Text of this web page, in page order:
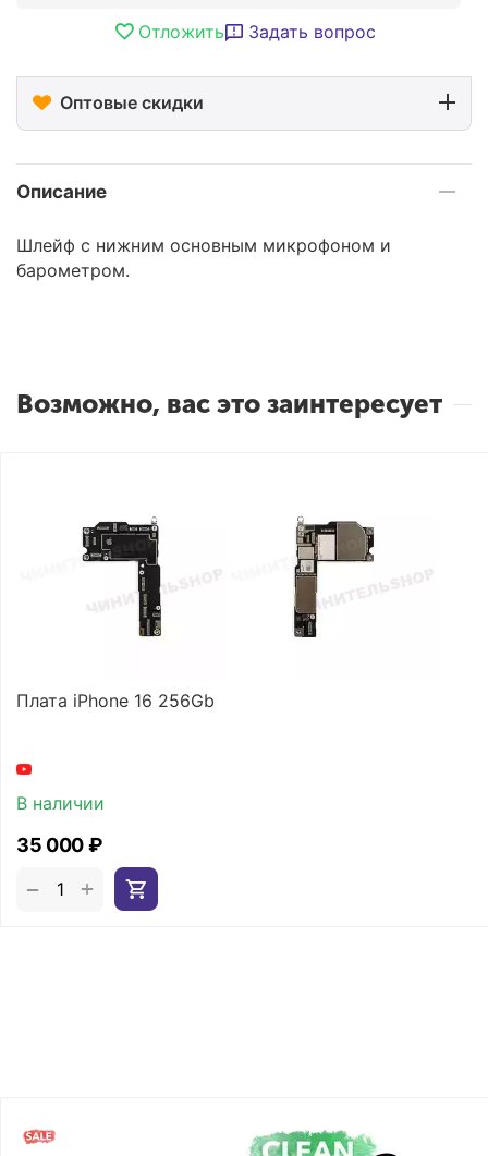
Отложить Задать вопрос
Оптовые скидки
Описание
Шлейф с нижним основным микрофоном и
барометром.
Возможно, вас это заинтересует
Плата iPhone 16 256Gb
В наличии
35 000₽
+
−